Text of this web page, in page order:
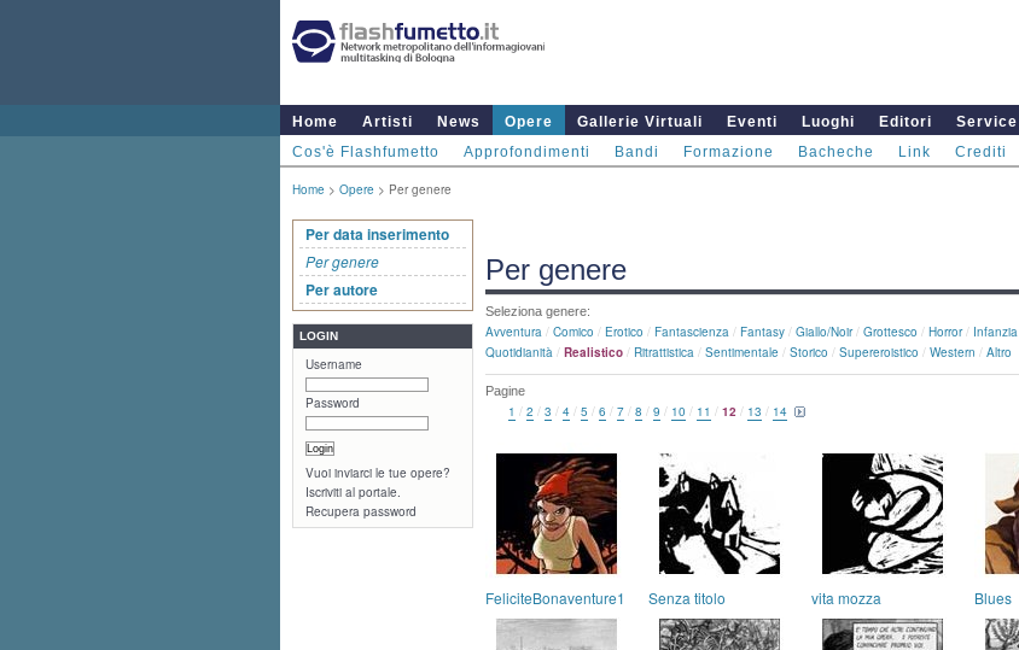
Home Artisti News Opere Gallerie Virtuali Eventi Luoghi Editori
Service
Cos'è Flashfumetto
Approfondimenti Bandi Formazione Bacheche Link Crediti
Home > Opere > Per genere
Per data inserimento
Per genere
Per autore
LOGIN
Username
Password
Vuoi inviarci le tue opere?
Iscriviti al portale.
Recupera password
Per genere
Seleziona genere:
Avventura / Comico / Erotico / Fantascienza / Fantasy / Giallo/noir / Grottesco / Horror / Infanzia
Quotidianità / Realistico / Ritrattistica / Sentimentale / Storico / Supereroistico / Western / Altro
Pagine
1 / 2 / 3 / 4 / 5 / 6 / 7 / 8 / 9 / 10 / 11 / 12 / 13 / 14
FeliciteBonaventure1 Senza titolo vita mozza Blues